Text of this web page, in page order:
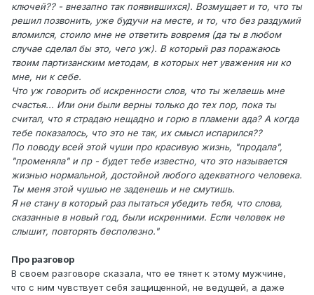
ключей?? - внезапно так появившихся). Возмущает и то, что ты
решил позвонить, уже будучи на месте, и то, что без раздумий
вломился, стоило мне не ответить вовремя (да ты в любом
случае сделал бы это, чего уж). В который раз поражаюсь
твоим партизанским методам, в которых нет уважения ни ко
мне, ни к себе.
Что уж говорить об искренности слов, что ты желаешь мне
счастья... Или они были верны только до тех пор, пока ты
считал, что я страдаю нещадно и горю в пламени ада? А когда
тебе показалось, что это не так, их смысл испарился??
По поводу всей этой чуши про красивую жизнь, "продала",
"променяла" и пр - будет тебе известно, что это называется
жизнью нормальной, достойной любого адекватного человека.
Ты меня этой чушью не заденешь и не смутишь.
Я не стану в который раз пытаться убедить тебя, что слова,
сказанные в новый год, были искренними. Если человек не
слышит, повторять бесполезно."
Про разговор
В своем разговоре сказала, что ее тянет к этому мужчине,
что с ним чувствует себя защищенной, не ведущей, а даже